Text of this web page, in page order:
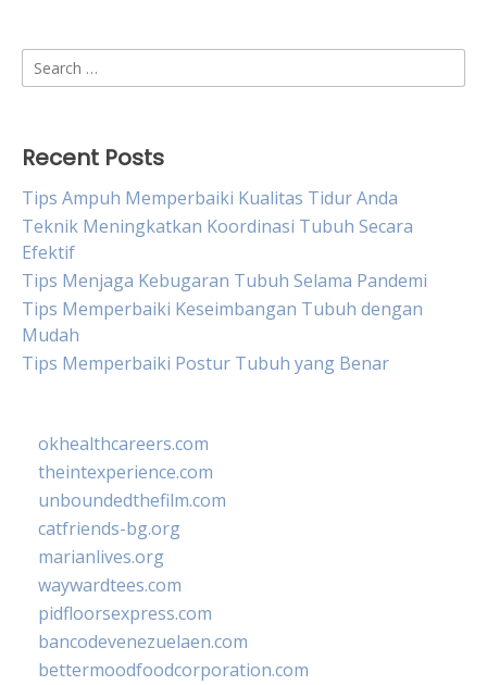
Search
for:
Recent Posts
Tips Ampuh Memperbaiki Kualitas Tidur Anda
Teknik Meningkatkan Koordinasi Tubuh Secara
Efektif
Tips Menjaga Kebugaran Tubuh Selama Pandemi
Tips Memperbaiki Keseimbangan Tubuh dengan
Mudah
Tips Memperbaiki Postur Tubuh yang Benar
okhealthcareers.com
theintexperience.com
unboundedthefilm.com
catfriends-bg.org
marianlives.org
waywardtees.com
pidfloorsexpress.com
bancodevenezuelaen.com
bettermoodfoodcorporation.com